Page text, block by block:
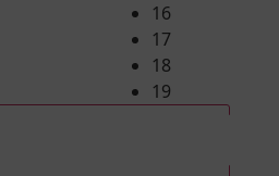
16
17
18
19